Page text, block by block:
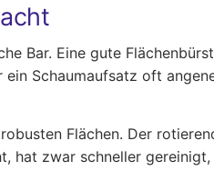
Bar. Eine gute
Schaumaufsatz oft
Flächen. Der
hat zwar schneller